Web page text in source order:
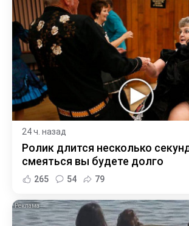
24 ч. назад
Ролик длится несколько
смеяться вы будете долго
265 54 79